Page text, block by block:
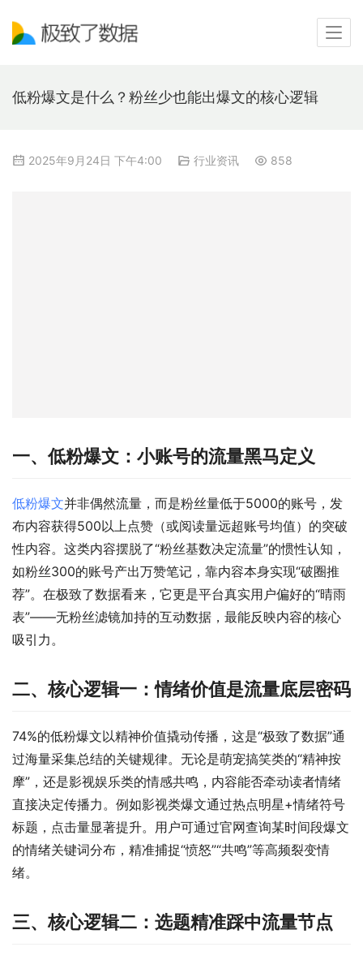
低粉爆文是什么？粉丝少也能出爆文的核心逻辑
2025年9月24日 下午4:00 行业资讯 858
一、低粉爆文：小账号的流量黑马定义
低粉爆文并非偶然流量，而是粉丝量低于5000的账号，发
布内容获得500以上点赞（或阅读量远超账号均值）的突破
性内容。这类内容摆脱了“粉丝基数决定流量”的惯性认知，
如粉丝300的账号产出万赞笔记，靠内容本身实现“破圈推
荐”。在极致了数据看来，它更是平台真实用户偏好的“晴雨
表”——无粉丝滤镜加持的互动数据，最能反映内容的核心
吸引力。
二、核心逻辑一：情绪价值是流量底层密码
74%的低粉爆文以精神价值撬动传播，这是“极致了数据”通
过海量采集总结的关键规律。无论是萌宠搞笑类的“精神按
摩”，还是影视娱乐类的情感共鸣，内容能否牵动读者情绪
直接决定传播力。例如影视类爆文通过热点明星+情绪符号
标题，点击量显著提升。用户可通过官网查询某时间段爆文
的情绪关键词分布，精准捕捉“愤怒”“共鸣”等高频裂变情
绪。
三、核心逻辑二：选题精准踩中流量节点